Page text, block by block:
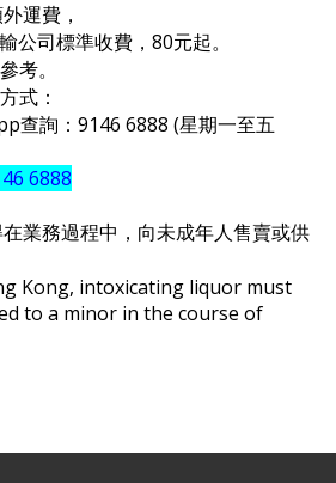
運費，
司標準收費，80元起。
考。
式：
詢：9146 6888 (星期一至五
6888
在業務過程中，向未成年人售賣或供
Kong, intoxicating liquor must
to a minor in the course of